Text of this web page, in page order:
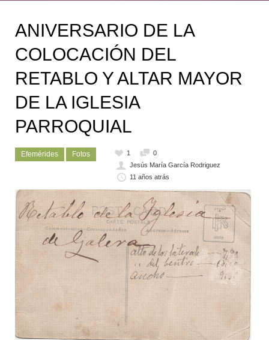
ANIVERSARIO DE LA
COLOCACIÓN DEL
RETABLO Y ALTAR MAYOR
DE LA IGLESIA
PARROQUIAL
Efemérides Fotos 1
0
Jesús María García Rodriguez
11 años atrás